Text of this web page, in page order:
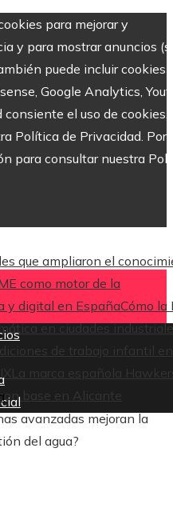
para mejorar y
y para mostrar anuncios
puede incluir cookies
Google Analytics,
el uso de cookies.
Política de Privacidad. Por
para consultar nuestra
que ampliaron el
como motor de la
y digital en EspañaCómo la
en ciudades
de trabajo infantil
La marca española
base en Alicante
avanzadas mejoran la
del agua?